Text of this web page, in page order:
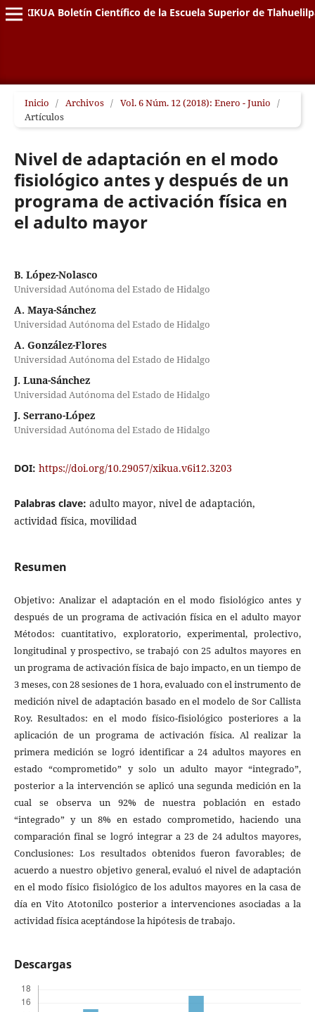
XIKUA Boletín Científico de la Escuela Superior de
Inicio / Archivos / Vol. 6 Núm. 12 (2018): Enero - Junio /
Artículos
Nivel de adaptación en el modo
fisiológico antes y después de un
programa de activación física en
el adulto mayor
B. López-Nolasco
Universidad Autónoma del Estado de Hidalgo
A. Maya-Sánchez
Universidad Autónoma del Estado de Hidalgo
A. González-Flores
Universidad Autónoma del Estado de Hidalgo
J. Luna-Sánchez
Universidad Autónoma del Estado de Hidalgo
J. Serrano-López
Universidad Autónoma del Estado de Hidalgo
DOI: https://doi.org/10.29057/xikua.v6i12.3203
Palabras clave: adulto mayor, nivel de adaptación,
actividad física, movilidad
Resumen
Objetivo: Analizar el adaptación en el modo fisiológico antes y
después de un programa de activación física en el adulto mayor
Métodos: cuantitativo, exploratorio, experimental, prolectivo,
longitudinal y prospectivo, se trabajó con 25 adultos mayores en
un programa de activación física de bajo impacto, en un tiempo de
3 meses, con 28 sesiones de 1 hora, evaluado con el instrumento de
medición nivel de adaptación basado en el modelo de Sor Callista
Roy. Resultados: en el modo físico-fisiológico posteriores a la
aplicación de un programa de activación física. Al realizar la
primera medición se logró identificar a 24 adultos mayores en
estado “comprometido” y solo un adulto mayor “integrado”,
posterior a la intervención se aplicó una segunda medición en la
cual se observa un 92% de nuestra población en estado
“integrado” y un 8% en estado comprometido, haciendo una
comparación final se logró integrar a 23 de 24 adultos mayores,
Conclusiones: Los resultados obtenidos fueron favorables; de
acuerdo a nuestro objetivo general, evaluó el nivel de adaptación
en el modo físico fisiológico de los adultos mayores en la casa de
día en Vito Atotonilco posterior a intervenciones asociadas a la
actividad física aceptándose la hipótesis de trabajo.
Descargas